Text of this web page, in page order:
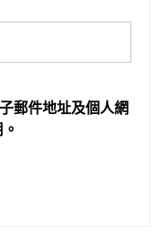
郵件地址及個人網